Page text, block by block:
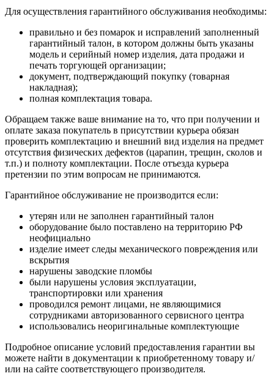
Для осуществления гарантийного обслуживания необходимы:
правильно и без помарок и исправлений заполненный
гарантийный талон, в котором должны быть указаны
модель и серийный номер изделия, дата продажи и
печать торгующей организации;
документ, подтверждающий покупку (товарная
накладная);
полная комплектация товара.
Обращаем также ваше внимание на то, что при получении и
оплате заказа покупатель в присутствии курьера обязан
проверить комплектацию и внешний вид изделия на предмет
отсутствия физических дефектов (царапин, трещин, сколов и
т.п.) и полноту комплектации. После отъезда курьера
претензии по этим вопросам не принимаются.
Гарантийное обслуживание не производится если:
утерян или не заполнен гарантийный талон
оборудование было поставлено на территорию РФ
неофициально
изделие имеет следы механического повреждения или
вскрытия
нарушены заводские пломбы
были нарушены условия эксплуатации,
транспортировки или хранения
проводился ремонт лицами, не являющимися
сотрудниками авторизованного сервисного центра
использовались неоригинальные комплектующие
Подробное описание условий предоставления гарантии вы
можете найти в документации к приобретенному товару и/
или на сайте соответствующего производителя.